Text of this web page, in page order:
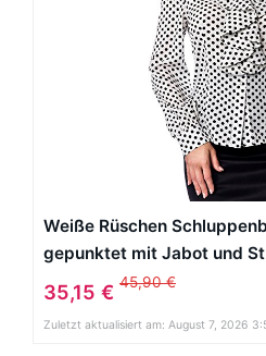
Weiße Rüschen
gepunktet mit Jabot und
Stehkragen Rockabilly
35,15 € 45,90 €
Zuletzt aktualisiert am: August 7, 2026